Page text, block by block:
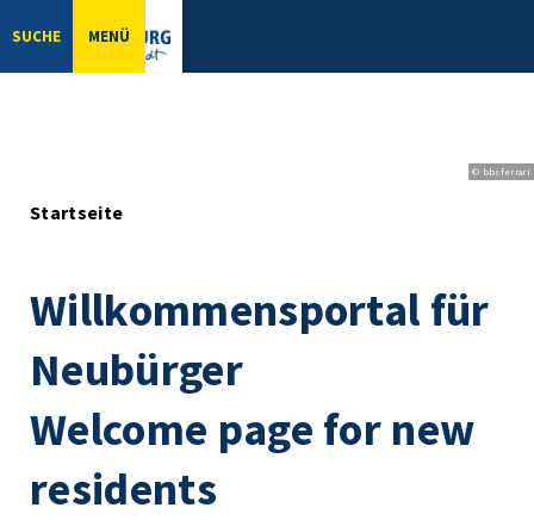
SUCHE MENÜ
© bbsferrari
Startseite
Willkommensportal für
Neubürger
Welcome page for new
residents